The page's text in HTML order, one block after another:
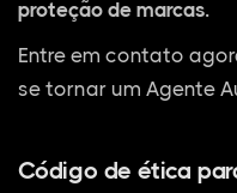
proteção de marcas.
Entre em contato
se tornar um Agente
Código de ética